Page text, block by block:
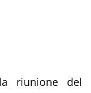
riunione del